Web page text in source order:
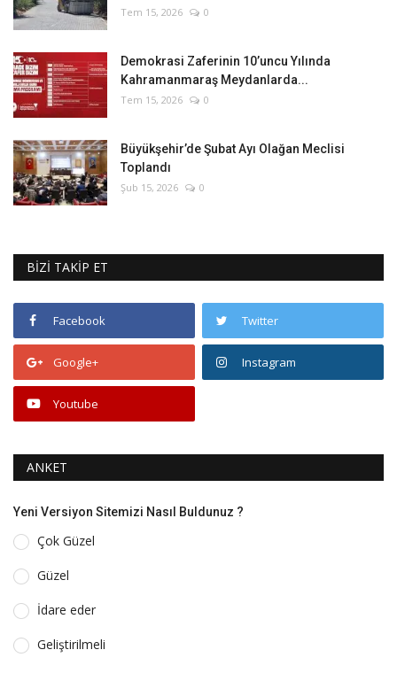
Tem 15, 2026 0
Demokrasi Zaferinin 10’uncu Yılında
Kahramanmaraş Meydanlarda...
Tem 15, 2026 0
Büyükşehir’de Şubat Ayı Olağan Meclisi
Toplandı
Şub 15, 2026 0
BİZİ TAKİP ET
Facebook Twitter
Google+ Instagram
Youtube
ANKET
Yeni Versiyon Sitemizi Nasıl Buldunuz ?
Çok Güzel
Güzel
İdare eder
Geliştirilmeli